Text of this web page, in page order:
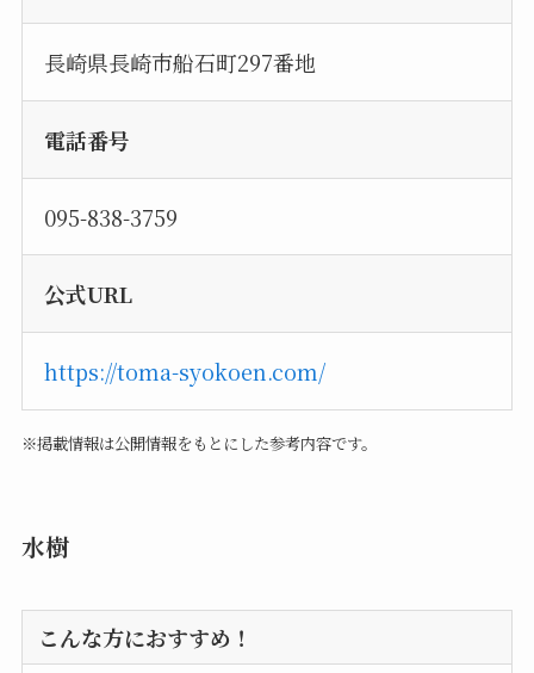
長崎県長崎市船石町297番地
電話番号
095-838-3759
公式URL
https://toma-syokoen.com/
※掲載情報は公開情報をもとにした参考内容です。
水樹
こんな方におすすめ！